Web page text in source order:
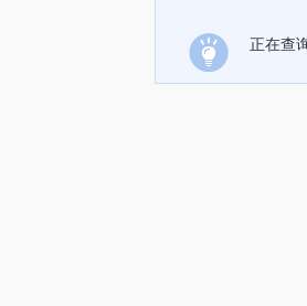
正在查